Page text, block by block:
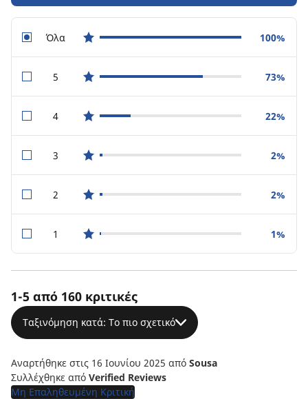
Όλαstar reviews 100%
5star reviews 73%
4star reviews 22%
3star reviews 2%
2star reviews 2%
1star reviews 1%
1-5 από 160 κριτικές
Ταξινόμηση κατά: Το πιο σχετικό
Αναρτήθηκε στις 16 Ιουνίου 2025 από Sousa
Συλλέχθηκε από Verified Reviews
Μη Επαληθευμένη Κριτική